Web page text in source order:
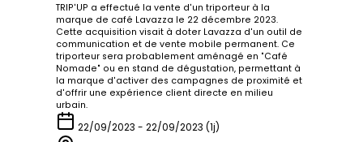
TRIP'UP a effectué la vente d'un triporteur à la
marque de café Lavazza le 22 décembre 2023.
Cette acquisition visait à doter Lavazza d'un outil de
communication et de vente mobile permanent. Ce
triporteur sera probablement aménagé en "Café
Nomade" ou en stand de dégustation, permettant à
la marque d'activer des campagnes de proximité et
d'offrir une expérience client directe en milieu
urbain.
22/09/2023 - 22/09/2023 (1j)